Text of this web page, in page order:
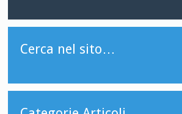
Cerca nel sito…